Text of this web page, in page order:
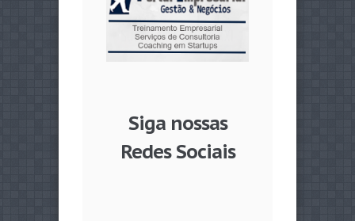
Siga nossas
Redes Sociais